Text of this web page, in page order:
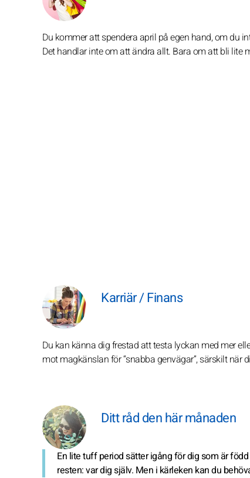
Du kommer att spendera april på egen hand, om du
Det handlar inte om att ändra allt. Bara om att bli
Karriär / Finans
Du kan känna dig frestad att testa lyckan med mer
mot magkänslan för “snabba genvägar”, särskilt
Ditt råd den här månaden
En lite tuff period sätter igång för dig som är
resten: var dig själv. Men i kärleken kan du